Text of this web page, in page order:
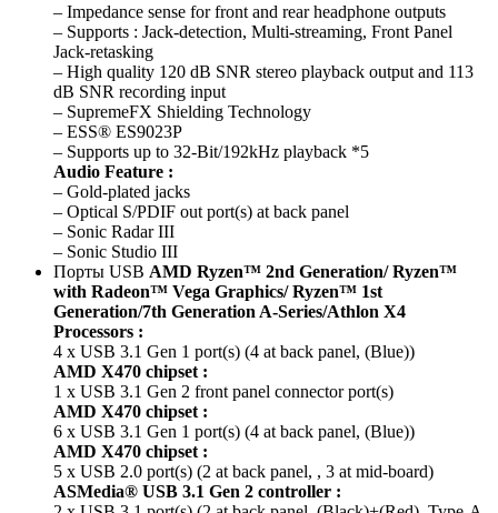
– Impedance sense for front and rear headphone outputs
– Supports : Jack-detection, Multi-streaming, Front Panel
Jack-retasking
– High quality 120 dB SNR stereo playback output and 113
dB SNR recording input
– SupremeFX Shielding Technology
– ESS® ES9023P
– Supports up to 32-Bit/192kHz playback *5
Audio Feature :
– Gold-plated jacks
– Optical S/PDIF out port(s) at back panel
– Sonic Radar III
– Sonic Studio III
Порты USB AMD Ryzen™ 2nd Generation/ Ryzen™
with Radeon™ Vega Graphics/ Ryzen™ 1st
Generation/7th Generation A-Series/Athlon X4
Processors :
4 x USB 3.1 Gen 1 port(s) (4 at back panel, (Blue))
AMD X470 chipset :
1 x USB 3.1 Gen 2 front panel connector port(s)
AMD X470 chipset :
6 x USB 3.1 Gen 1 port(s) (4 at back panel, (Blue))
AMD X470 chipset :
5 x USB 2.0 port(s) (2 at back panel, , 3 at mid-board)
ASMedia® USB 3.1 Gen 2 controller :